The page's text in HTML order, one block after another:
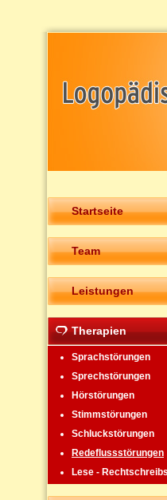
Startseite
Team
Leistungen
Therapien
Sprachstörungen
Sprechstörungen
Hörstörungen
Stimmstörungen
Schluckstörungen
Redeflussstörungen
Lese -